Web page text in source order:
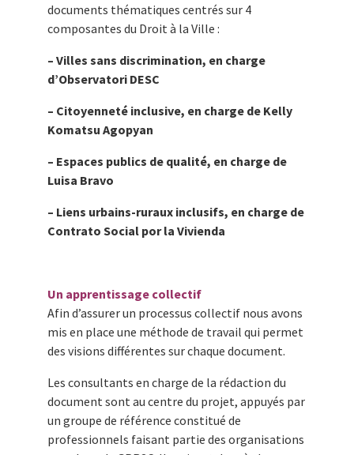
documents thématiques centrés sur 4
composantes du Droit à la Ville :
– Villes sans discrimination, en charge
d’Observatori DESC
– Citoyenneté inclusive, en charge de Kelly
Komatsu Agopyan
– Espaces publics de qualité, en charge de
Luisa Bravo
– Liens urbains-ruraux inclusifs, en charge de
Contrato Social por la Vivienda
Un apprentissage collectif
Afin d’assurer un processus collectif nous avons
mis en place une méthode de travail qui permet
des visions différentes sur chaque document.
Les consultants en charge de la rédaction du
document sont au centre du projet, appuyés par
un groupe de référence constitué de
professionnels faisant partie des organisations